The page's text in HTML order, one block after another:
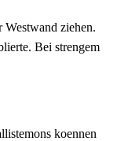
ziehen.
Bei strengem
koennen